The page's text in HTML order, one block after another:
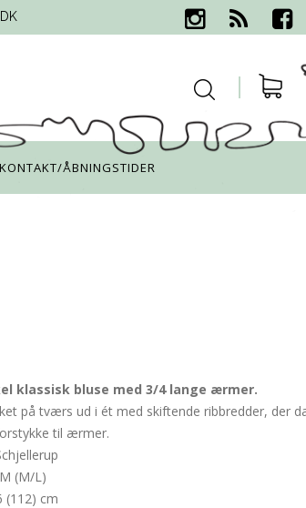
KONTAKT/ÅBNINGSTIDER
klassisk bluse med 3/4 lange ærmer.
på tværs ud i ét med skiftende ribbredder, der
til ærmer.
(M/L)
(112) cm